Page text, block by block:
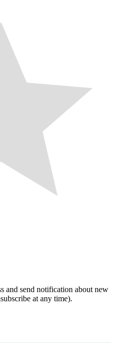
and send notification about new
at any time).